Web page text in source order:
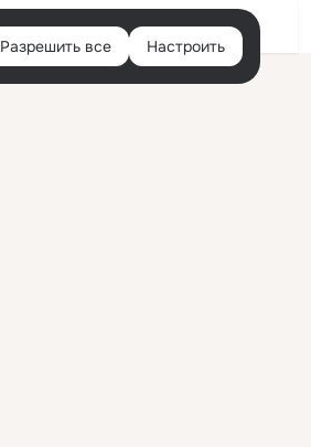
Войти
Разрешить все Настроить